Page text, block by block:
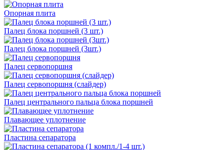
Опорная плита
Палец блока поршней (3 шт.)
Палец блока поршней (3шт.)
Палец сервопоршня
Палец сервопоршня (слайдер)
Палец центрального пальца блока поршней
Плавающее уплотнение
Пластина сепаратора